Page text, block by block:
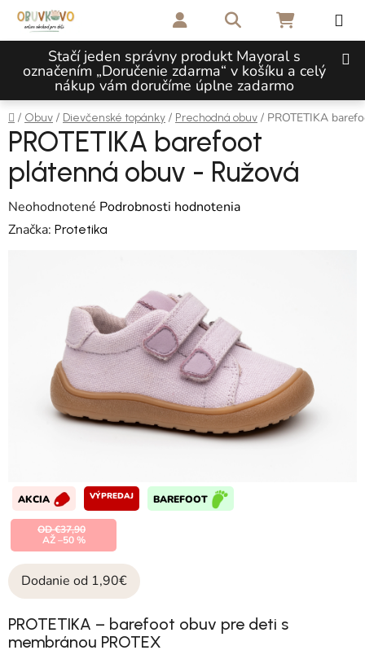
Prejsť na obsah
Stačí jeden správny produkt Mayoral s
označením „Doručenie zdarma“ v košíku a celý
nákup vám doručíme úplne zadarmo
Hľadať NÁKUPNÝ
Domov
/ Obuv / Dievčenské topánky / Prechodná obuv / PROTETIKA
Dodanie od 1,90€
PROTETIKA – barefoot obuv pre deti s
membránou PROTEX
PROTETIKA barefoot
plátenná obuv - Ružová
Priemerné hodnotenie produktu je 0,0 z 5 hviezdičiek.
Neohodnotené Podrobnosti hodnotenia
Značka: Protetika
AKCIA VÝPREDAJ BAREFOOT
OD €37,90
AŽ –50 %